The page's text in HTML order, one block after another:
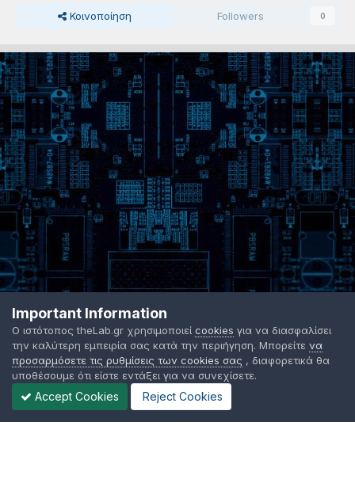
Κοινοποίηση Followers 0
Important Information
Ο ιστότοπος theLab.gr χρησιμοποιεί cookies για να διασφαλίσει
την καλύτερη εμπειρία σας κατά την περιήγηση. Μπορείτε να
προσαρμόσετε τις ρυθμίσεις των cookies σας , διαφορετικά θα
υποθέσουμε ότι είστε εντάξει για να συνεχίσετε.
Accept Cookies Reject Cookies